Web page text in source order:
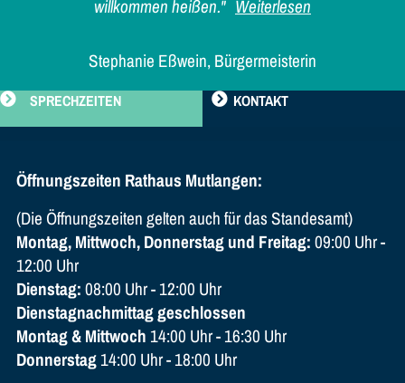
willkommen heißen." Weiterlesen
Stephanie Eßwein, Bürgermeisterin
SPRECHZEITEN KONTAKT
Öffnungszeiten Rathaus Mutlangen:
(Die Öffnungszeiten gelten auch für das Standesamt)
Montag, Mittwoch, Donnerstag und Freitag:09:00 Uhr -
12:00 Uhr
Dienstag:08:00 Uhr - 12:00 Uhr
Dienstagnachmittag geschlossen
Montag & Mittwoch 14:00 Uhr - 16:30 Uhr
Donnerstag14:00 Uhr - 18:00 Uhr